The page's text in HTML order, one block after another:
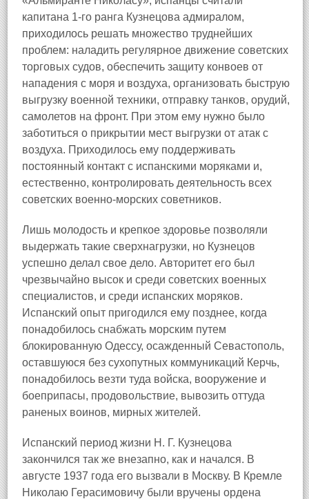
капитана 1-го ранга Кузнецова адмиралом,
приходилось решать множество труднейших
проблем: наладить регулярное движение советских
торговых судов, обеспечить защиту конвоев от
нападения с моря и воздуха, организовать быструю
выгрузку военной техники, отправку танков, орудий,
самолетов на фронт. При этом ему нужно было
заботиться о прикрытии мест выгрузки от атак с
воздуха. Приходилось ему поддерживать
постоянный контакт с испанскими моряками и,
естественно, контролировать деятельность всех
советских военно-морских советников.
Лишь молодость и крепкое здоровье позволяли
выдержать такие сверхнагрузки, но Кузнецов
успешно делал свое дело. Авторитет его был
чрезвычайно высок и среди советских военных
специалистов, и среди испанских моряков.
Испанский опыт пригодился ему позднее, когда
понадобилось снабжать морским путем
блокированную Одессу, осажденный Севастополь,
оставшуюся без сухопутных коммуникаций Керчь,
понадобилось везти туда войска, вооружение и
боеприпасы, продовольствие, вывозить оттуда
раненых воинов, мирных жителей.
Испанский период жизни Н. Г. Кузнецова
закончился так же внезапно, как и начался. В
августе 1937 года его вызвали в Москву. В Кремле
Николаю Герасимовичу были вручены ордена